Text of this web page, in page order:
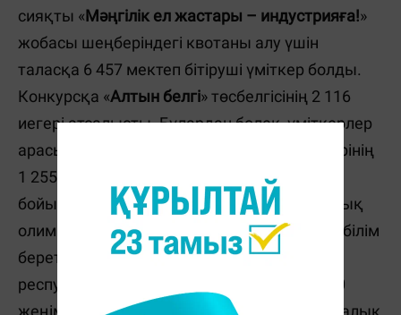
сияқты «Мәңгілік ел жастары – индустрияға!»
жобасы шеңберіндегі квотаны алу үшін
таласқа 6 457 мектеп бітіруші үміткер болды.
Конкурсқа «Алтын белгі» төсбелгісінің 2 116
иегері атсалысты. Бұлардан бөлек, үміткерлер
арасында Назарбаев зияткерлік мектептерінің
1 255 түлегі, жалпы білім беретін пәндер
бойынша халықаралық және республикалық
олимпиадалардың 163 жеңімпазы, жалпы білім
беретін пәндер халықаралық және
республикалық ғылыми жарыстардың 930
жеңімпазы, республикалық және халықаралық